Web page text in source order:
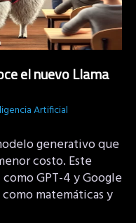
el nuevo Llama
Artificial
generativo que
costo. Este
GPT-4 y Google
matemáticas y